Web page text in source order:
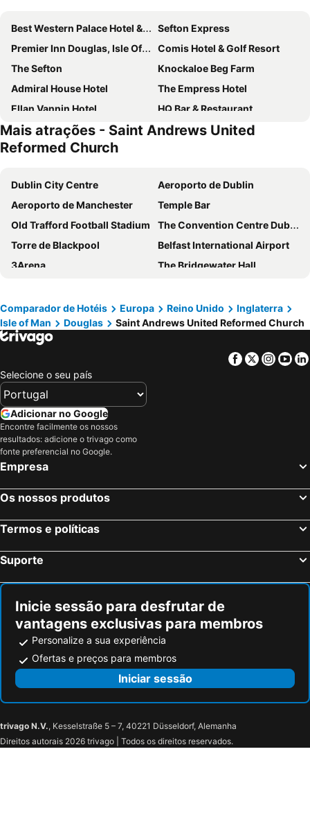
Best Western Palace Hotel & Casino
Sefton Express
Premier Inn Douglas, Isle Of Man
Comis Hotel & Golf Resort
The Sefton
Knockaloe Beg Farm
Admiral House Hotel
The Empress Hotel
Ellan Vannin Hotel
HQ Bar & Restaurant
Claremont Hotel
The Hydro
The Penta
Mais atrações - Saint Andrews United
Reformed Church
Dublin City Centre
Aeroporto de Dublin
Aeroporto de Manchester
Temple Bar
Old Trafford Football Stadium
The Convention Centre Dublin
Torre de Blackpool
Belfast International Airport
3Arena
The Bridgewater Hall
Aeroporto da Ilha de Man
Lime Street Station
Croke Park Stadium
Trinity College Library
Airport Liverpool John Lennon
Etihad Stadium
Ballsbridge
Aviva Stadium
Drumcondra
O Connell Street
Northern Quarter
Grafton Street
Aeroporto Internacional de Leeds Bradford
Central Station
Port of Belfast
Praia de Blackpool
Ópera de Buxton
Phibsborough
Dublin Castle
Vicar St
Guinness Storehouse
Tickets Scotland Glasgow
CitySightseeing Dublin
Catedral Christchurch
Harcourt Street
Heuston Station
Strand Street
Noble's Park
Villa Marina and Gaiety Theatre
Saint Andrews United Reformed Church
Douglas railway station
TT Grandstand
Central Bus Station
Loch Promenade
Comparador de Hotéis Europa Reino Unido
Inglaterra
Isle of Man
Douglas Saint Andrews United Reformed Church
Facebook
Twitter
Selecione o seu país
Adicionar no Google
Encontre facilmente os nossos
resultados: adicione o trivago como
fonte preferencial no Google.
Empresa
Os nossos produtos
Termos e políticas
Suporte
Inicie sessão para desfrutar de
vantagens exclusivas para membros
Personalize a sua experiência
Ofertas e preços para membros
Iniciar sessão
trivago N.V., Kesselstraße 5 – 7, 40221 Düsseldorf, Alemanha
Direitos autorais 2026 trivago | Todos os direitos reservados.